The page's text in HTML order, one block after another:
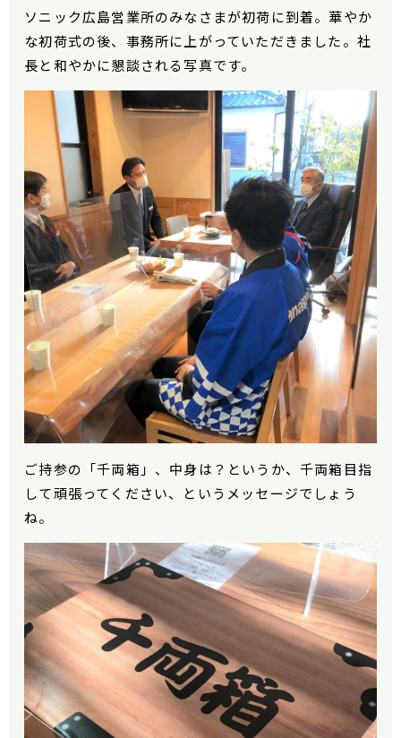
ソニック広島営業所のみなさまが初荷に到着。華やか
な初荷式の後、事務所に上がっていただきました。社
長と和やかに懇談される写真です。
ご持参の「千両箱」、中身は？というか、千両箱目指
して頑張ってください、というメッセージでしょう
ね。